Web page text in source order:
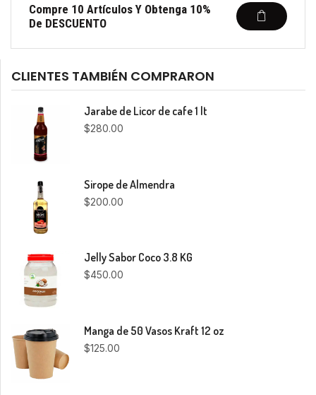
Compre 10 Artículos Y Obtenga 10%
De DESCUENTO
CLIENTES TAMBIÉN COMPRARON
Jarabe de Licor de cafe 1 lt
$280.00
Sirope de Almendra
$200.00
Jelly Sabor Coco 3.8 KG
$450.00
Manga de 50 Vasos Kraft 12 oz
$125.00